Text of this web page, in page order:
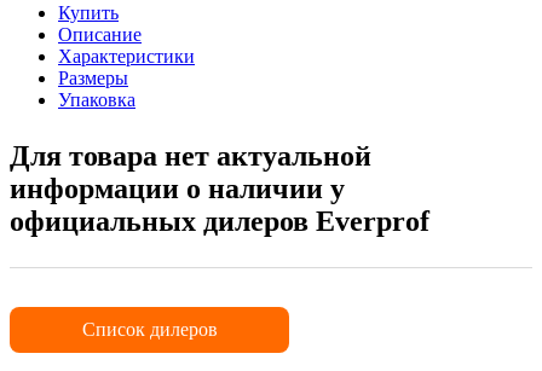
Купить
Описание
Характеристики
Размеры
Упаковка
Для товара нет актуальной
информации о наличии у
официальных дилеров Everprof
Список дилеров